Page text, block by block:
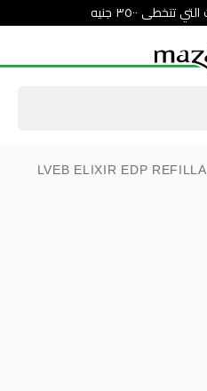
٣٥٠٠ جنيه
LVEB ELIXIR EDP